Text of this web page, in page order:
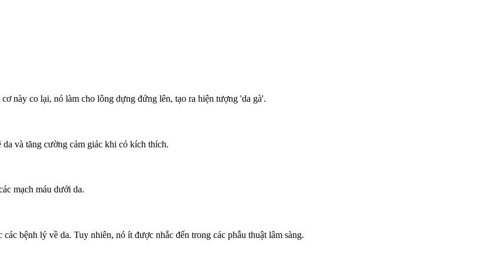
này co lại, nó làm cho lông dựng đứng lên, tạo ra hiện tượng 'da gà'.
và tăng cường cảm giác khi có kích thích.
mạch máu dưới da.
bệnh lý về da. Tuy nhiên, nó ít được nhắc đến trong các phẫu thuật lâm sàng.